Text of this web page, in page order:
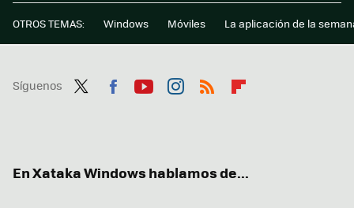
OTROS TEMAS: Windows Móviles La aplicación de la
Síguenos
En Xataka Windows hablamos de...